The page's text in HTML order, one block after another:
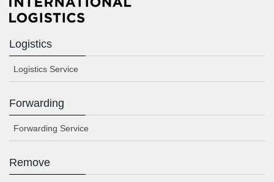
Logistics
Logistics Service
Forwarding
Forwarding Service
Remove